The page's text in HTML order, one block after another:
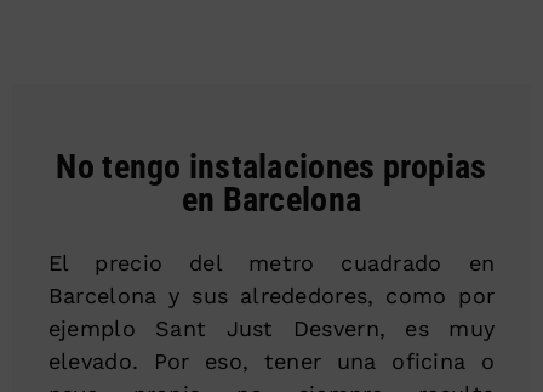
No tengo instalaciones propias
en Barcelona
El precio del metro cuadrado en
Barcelona y sus alrededores, como por
ejemplo Sant Just Desvern, es muy
elevado. Por eso, tener una oficina o